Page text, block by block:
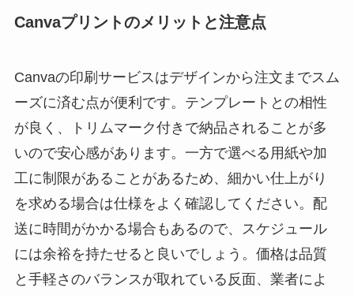
Canvaプリントのメリットと注意点
Canvaの印刷サービスはデザインから注文までスム
ーズに済む点が便利です。テンプレートとの相性
が良く、トリムマーク付きで納品されることが多
いので安心感があります。一方で選べる用紙や加
工に制限があることがあるため、細かい仕上がり
を求める場合は仕様をよく確認してください。配
送に時間がかかる場合もあるので、スケジュール
には余裕を持たせると良いでしょう。価格は品質
と手軽さのバランスが取れている反面、業者によ